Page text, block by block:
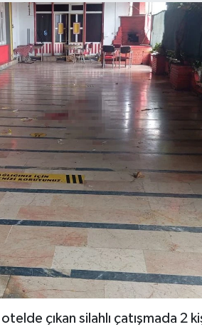
çıkan silahlı çatışmada 2